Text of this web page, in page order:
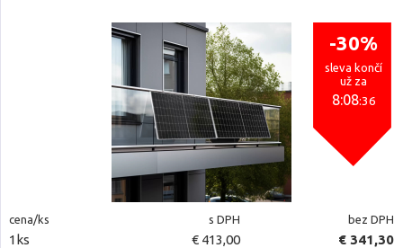
-30%
sleva končí
už za
8:08:35
cena/ks s DPH bez DPH
1ks € 413,00 € 341,30